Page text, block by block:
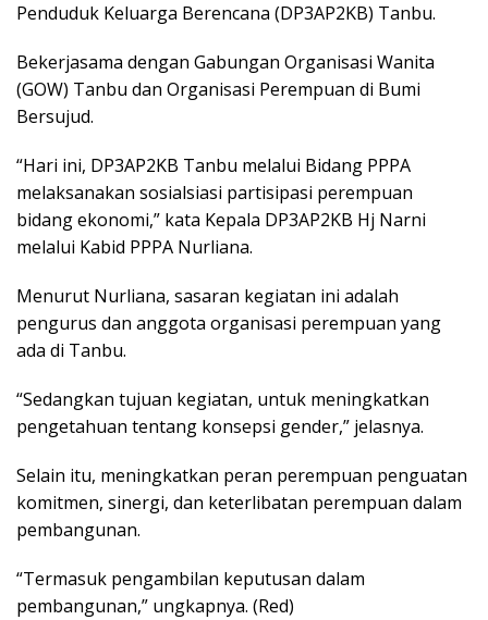
Penduduk Keluarga Berencana (DP3AP2KB) Tanbu.
Bekerjasama dengan Gabungan Organisasi Wanita
(GOW) Tanbu dan Organisasi Perempuan di Bumi
Bersujud.
“Hari ini, DP3AP2KB Tanbu melalui Bidang PPPA
melaksanakan sosialsiasi partisipasi perempuan
bidang ekonomi,” kata Kepala DP3AP2KB Hj Narni
melalui Kabid PPPA Nurliana.
Menurut Nurliana, sasaran kegiatan ini adalah
pengurus dan anggota organisasi perempuan yang
ada di Tanbu.
“Sedangkan tujuan kegiatan, untuk meningkatkan
pengetahuan tentang konsepsi gender,” jelasnya.
Selain itu, meningkatkan peran perempuan penguatan
komitmen, sinergi, dan keterlibatan perempuan dalam
pembangunan.
“Termasuk pengambilan keputusan dalam
pembangunan,” ungkapnya. (Red)